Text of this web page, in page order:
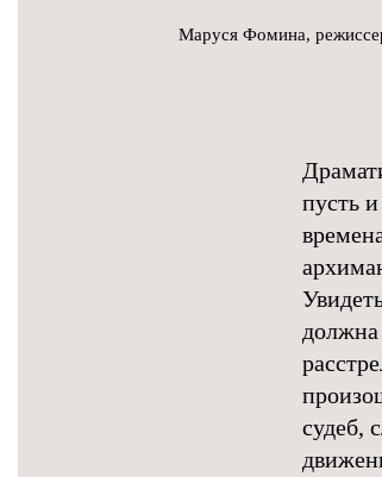
Маруся Фомина,
пусть
должна
судеб,